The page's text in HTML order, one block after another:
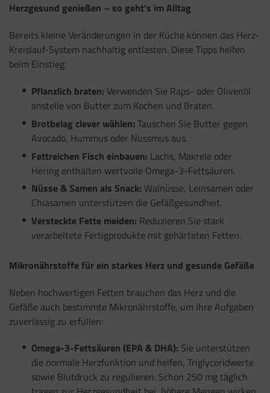
Herzgesund genießen – so geht’s im Alltag
Bereits kleine Veränderungen in der Küche können das Herz-
Kreislauf-System nachhaltig entlasten. Diese Tipps helfen
beim Einstieg:
Pflanzlich braten: Verwenden Sie Raps- oder Olivenöl
anstelle von Butter zum Kochen und Braten.
Brotbelag clever wählen: Tauschen Sie Butter gegen
Avocado, Hummus oder Nussmus aus.
Fettreichen Fisch einbauen: Lachs, Makrele oder
Hering enthalten wertvolle Omega-3-Fettsäuren.
Nüsse & Samen als Snack: Walnüsse, Leinsamen oder
Chiasamen unterstützen die Gefäßgesundheit.
Versteckte Fette meiden: Reduzieren Sie stark
verarbeitete Fertigprodukte mit gehärteten Fetten.
Mikronährstoffe für ein starkes Herz und gesunde Gefäße
Neben hochwertigen Fetten brauchen das Herz und die
Gefäße auch bestimmte Mikronährstoffe, um ihre Aufgaben
zuverlässig zu erfüllen:
Omega-3-Fettsäuren (EPA & DHA): Sie unterstützen
die normale Herzfunktion und helfen, Triglyceridwerte
sowie Blutdruck zu regulieren. Schon 250 mg täglich